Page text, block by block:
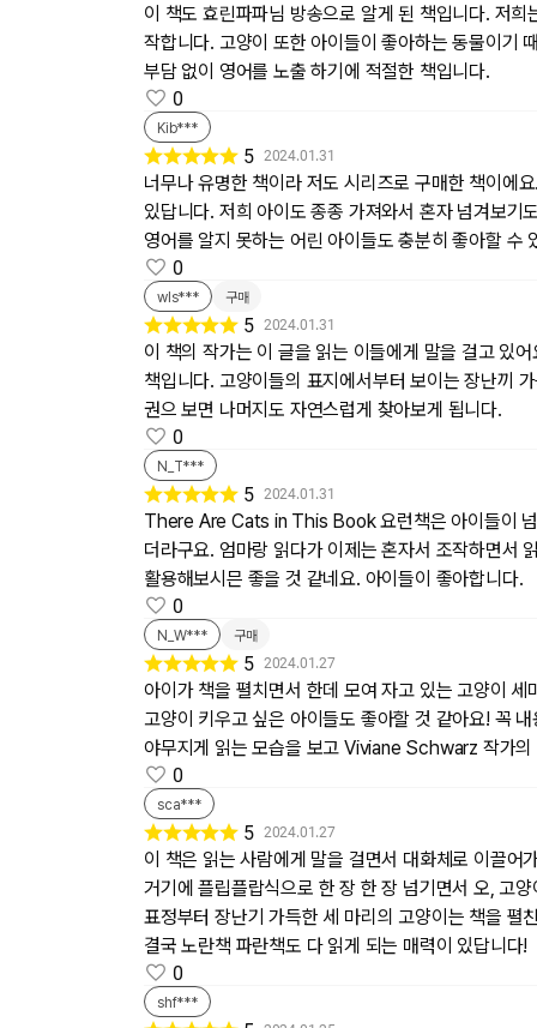
이 책도 효린파파님 방송으로 알게 된 책입니다. 저
작합니다. 고양이 또한 아이들이 좋아하는 동물이기
부담 없이 영어를 노출 하기에 적절한 책입니다.
0
Kib***
5 2024.01.31
너무나 유명한 책이라 저도 시리즈로 구매한 책이에
있답니다. 저희 아이도 종종 가져와서 혼자 넘겨보기
영어를 알지 못하는 어린 아이들도 충분히 좋아할 수
0
wls*** 구매
5 2024.01.31
이 책의 작가는 이 글을 읽는 이들에게 말을 걸고 있
책입니다. 고양이들의 표지에서부터 보이는 장난끼
권으 보면 나머지도 자연스럽게 찾아보게 됩니다.
0
N_T***
5 2024.01.31
There Are Cats in This Book 요런책은 아이들이 넘
더라구요. 엄마랑 읽다가 이제는 혼자서 조작하면서
활용해보시믄 좋을 것 같네요. 아이들이 좋아합니다.
0
N_W*** 구매
5 2024.01.27
아이가 책을 펼치면서 한데 모여 자고 있는 고양이
고양이 키우고 싶은 아이들도 좋아할 것 같아요! 꼭
야무지게 읽는 모습을 보고 Viviane Schwarz 작가
0
sca***
5 2024.01.27
이 책은 읽는 사람에게 말을 걸면서 대화체로 이끌어
거기에 플립플랍식으로 한 장 한 장 넘기면서 오, 고
표정부터 장난기 가득한 세 마리의 고양이는 책을
결국 노란책 파란책도 다 읽게 되는 매력이 있답니다!
0
shf***